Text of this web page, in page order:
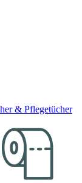
& Pflegetücher